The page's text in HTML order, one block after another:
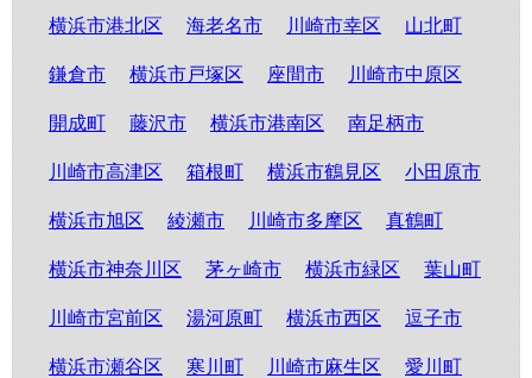
横浜市港北区
海老名市 川崎市幸区 山北町
鎌倉市 横浜市戸塚区 座間市 川崎市中原区
開成町 藤沢市 横浜市港南区 南足柄市
川崎市高津区 箱根町 横浜市鶴見区 小田原市
横浜市旭区 綾瀬市 川崎市多摩区 真鶴町
横浜市神奈川区 茅ヶ崎市 横浜市緑区 葉山町
川崎市宮前区 湯河原町 横浜市西区 逗子市
横浜市瀬谷区 寒川町 川崎市麻生区 愛川町